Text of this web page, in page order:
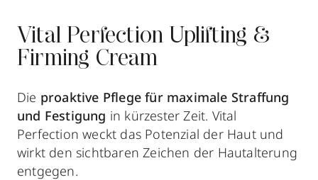
Vital Perfection Uplifting &
Firming Cream
Die proaktive Pflege für maximale Straffung
und Festigung in kürzester Zeit. Vital
Perfection weckt das Potenzial der Haut und
wirkt den sichtbaren Zeichen der Hautalterung
entgegen.